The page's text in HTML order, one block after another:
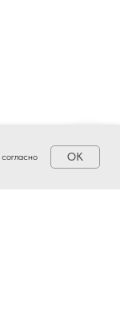
согласно
OK